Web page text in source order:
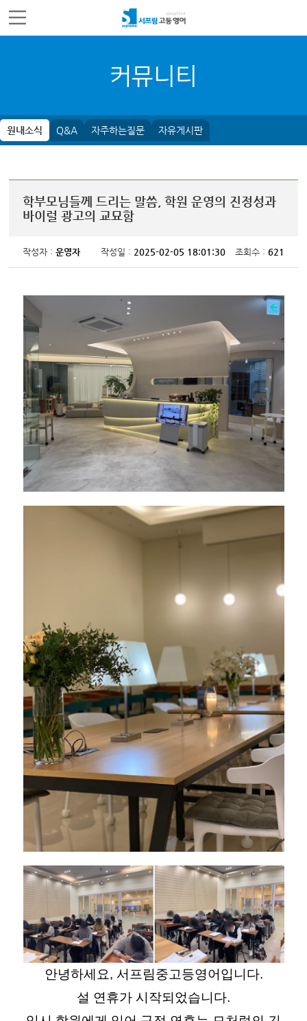
커뮤니티
원내소식 Q&A 자주하는질문 자유게시판
학부모님들께 드리는 말씀, 학원 운영의 진정성과
바이럴 광고의 교묘함
작성자 :운영자 작성일 : 2025-02-05 18:01:30 조회수 : 621
안녕하세요, 서프림중고등영어입니다.
설 연휴가 시작되었습니다.